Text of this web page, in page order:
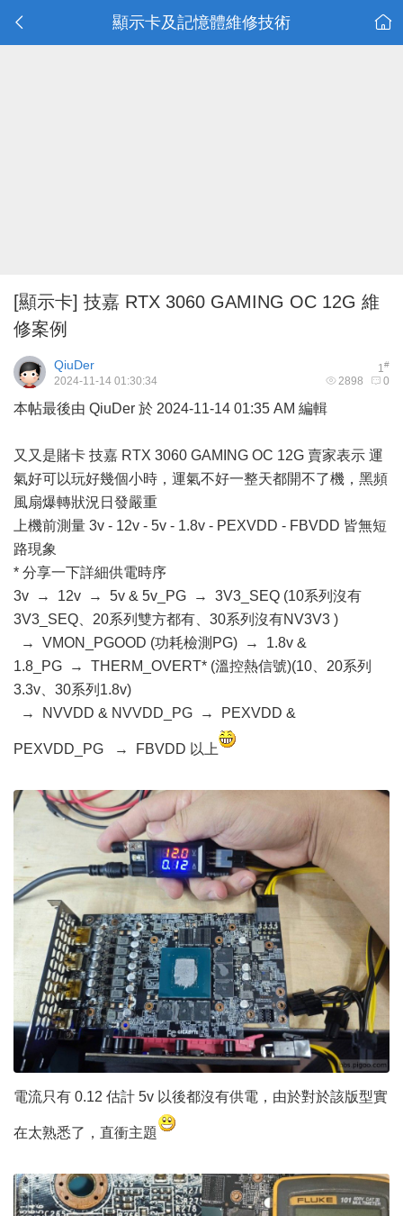
顯示卡及記憶體維修技術
[顯示卡] 技嘉 RTX 3060 GAMING OC 12G 維
修案例
1#
QiuDer
2898 0
2024-11-14 01:30:34
本帖最後由 QiuDer 於 2024-11-14 01:35 AM 編輯
又又是賭卡 技嘉 RTX 3060 GAMING OC 12G 賣家表示 運
氣好可以玩好幾個小時，運氣不好一整天都開不了機，黑頻
風扇爆轉狀況日發嚴重
上機前測量 3v - 12v - 5v - 1.8v - PEXVDD - FBVDD 皆無短
路現象
* 分享一下詳細供電時序
3v → 12v → 5v & 5v_PG → 3V3_SEQ (10系列沒有
3V3_SEQ、20系列雙方都有、30系列沒有NV3V3 )
→ VMON_PGOOD (功耗檢測PG) → 1.8v &
1.8_PG → THERM_OVERT* (溫控熱信號)(10、20系列
3.3v、30系列1.8v)
→ NVVDD & NVVDD_PG → PEXVDD &
PEXVDD_PG → FBVDD 以上
電流只有 0.12 估計 5v 以後都沒有供電，由於對於該版型實
在太熟悉了，直衝主題